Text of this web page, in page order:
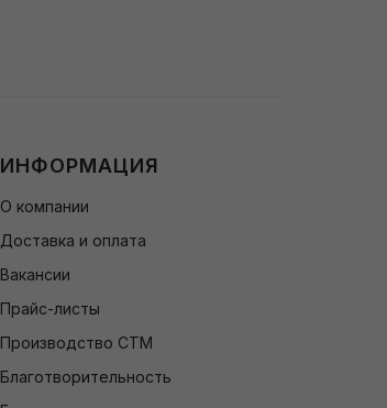
ИНФОРМАЦИЯ
О компании
Доставка и оплата
Вакансии
Прайс-листы
Производство СТМ
Благотворительность